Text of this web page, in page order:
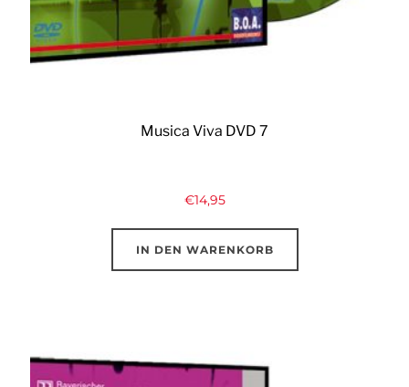
Musica Viva DVD 7
€14,95
IN DEN WARENKORB